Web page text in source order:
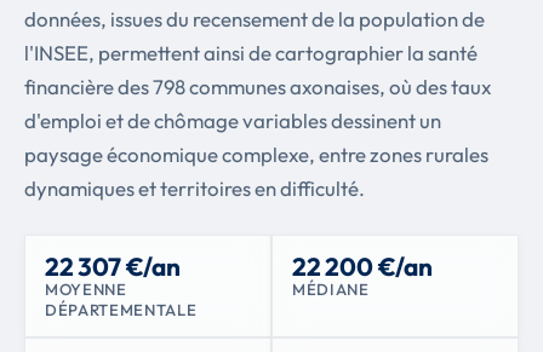
données, issues du recensement de la population de
l'INSEE, permettent ainsi de cartographier la santé
financière des 798 communes axonaises, où des taux
d'emploi et de chômage variables dessinent un
paysage économique complexe, entre zones rurales
dynamiques et territoires en difficulté.
22 307 €/an
MOYENNE
DÉPARTEMENTALE
22 200 €/an
MÉDIANE